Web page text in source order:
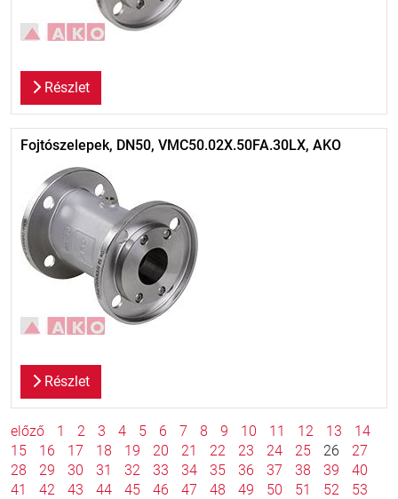
Részlet
Fojtószelepek, DN50, VMC50.02X.50FA.30LX, AKO
Részlet
előző 1 2 3 4 5 6 7 8 9 10 11 12 13
14
15
16 17 18 19 20 21 22 23 24 25 26
27
28
29 30 31 32 33 34 35 36 37 38 39
40
41
42 43 44 45 46 47 48 49 50 51 52
53